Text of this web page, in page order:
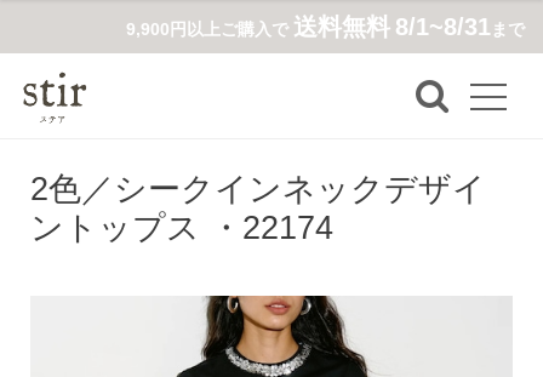
9,900円以上ご購入で 送料無料 8/1~8/31まで
2色／シークインネックデザイ
ントップス ・22174